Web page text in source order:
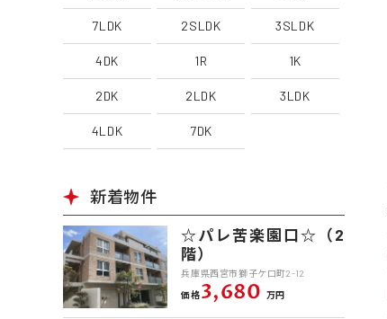
7LDK 2SLDK 3SLDK
4DK 1R 1K
2DK 2LDK 3LDK
4LDK 7DK
新着物件
☆パレ苦楽園口☆（2
階）
兵庫県西宮市獅子ケ口町2-12
価格3,680 万円